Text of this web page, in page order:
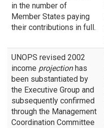
in the number of
Member States paying
their contributions in full.
UNOPS revised 2002
income projectionhas
been substantiated by
the Executive Group and
subsequently confirmed
through the Management
Coordination Committee